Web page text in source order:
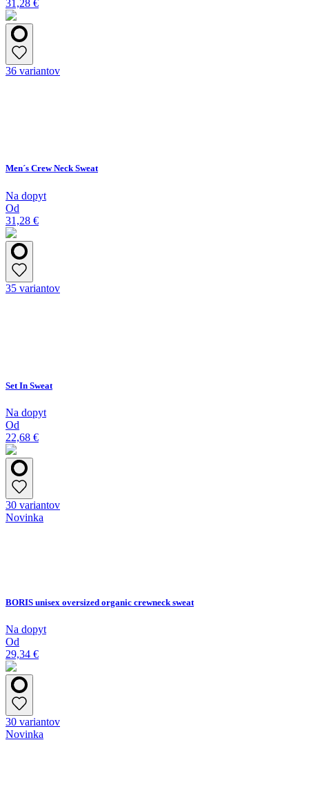
31,28 €
36 variantov
Men´s Crew Neck Sweat
Na dopyt
Od
31,28 €
35 variantov
Set In Sweat
Na dopyt
Od
22,68 €
30 variantov
Novinka
BORIS unisex oversized organic crewneck sweat
Na dopyt
Od
29,34 €
30 variantov
Novinka